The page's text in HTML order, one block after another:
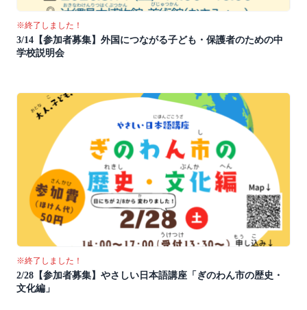
※終了しました！
3/14【参加者募集】外国につながる子ども・保護者のための中
学校説明会
※終了しました！
2/28【参加者募集】やさしい日本語講座「ぎのわん市の歴史・
文化編」